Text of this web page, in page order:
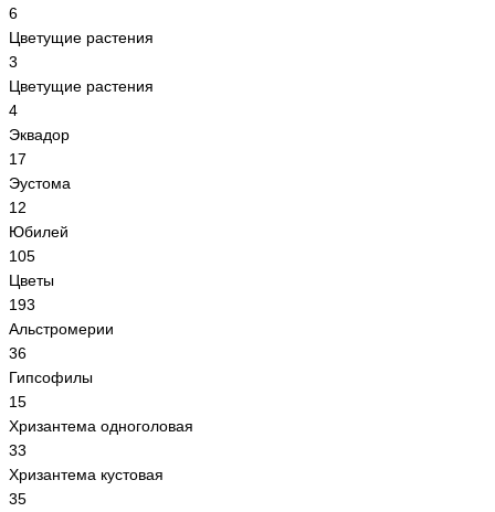
6
Цветущие растения
3
Цветущие растения
4
Эквадор
17
Эустома
12
Юбилей
105
Цветы
193
Альстромерии
36
Гипсoфилы
15
Хризантема одноголовая
33
Хризантема кустовая
35